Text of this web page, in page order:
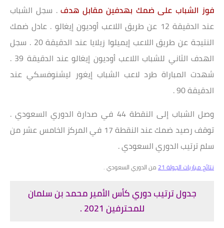
فوز الشباب على ضمك بهدفين مقابل هدف. سجل الشباب
عند الدقيقة 12 عن طريق اللاعب أوديون إيغالو . عادل ضمك
النتيجة عن طريق اللاعب إيميلوا زيلايا عند الدقيقة 20 . سجل
الهدف الثاني للشباب اللاعب أوديون إيغالو عند الدقيقة 39 .
شهدت المباراة طرد لاعب الشباب إيغور ليشنوفسكي عند
الدقيقة 90 .
وصل الشباب إلى النقطة 44 في صدارة الدوري السعودي .
توقف رصيد ضمك عند النقطة 17 في المركز الخامس عشر من
سلم ترتيب الدوري السعودي .
نتائج مباريات الجولة 21 من الدوري السعودي .
جدول ترتيب دوري كأس الأمير محمد بن سلمان
للمحترفين 2021 .